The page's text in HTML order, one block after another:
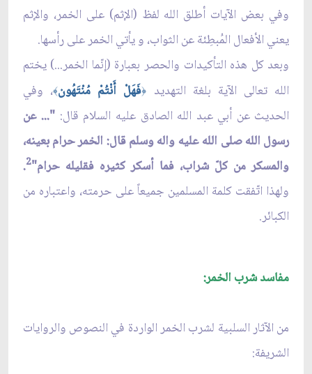
وفي بعض الآيات أطلق الله لفظ (الإثم) على الخمر، والإثم
يعني الأفعال المُبطِئة عن الثواب، و يأتي الخمر على رأسها.
وبعد كل هذه التأكيدات والحصر بعبارة (إنّما الخمر...) يختم
الله تعالى الآية بلغة التهديد
﴿فَهَلْ أَنْتُمْ مُنْتَهُون﴾، وفي
الحديث عن أبي عبد الله الصادق عليه السلام قال: "... عن
رسول الله صلى الله عليه واله وسلم قال: الخمر حرام بعينه،
والمسكر من كلّ شراب، فما أسكر كثيره فقليله حرام"2
.
ولهذا اتّفقت كلمة المسلمين جميعاً على حرمته، واعتباره من
الكبائر.
مفاسد شرب الخمر:
من الآثار السلبية لشرب الخمر الواردة في النصوص والروايات
الشريفة: